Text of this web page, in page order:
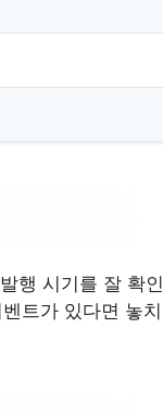
행 시기를 잘 확인
트가 있다면 놓치